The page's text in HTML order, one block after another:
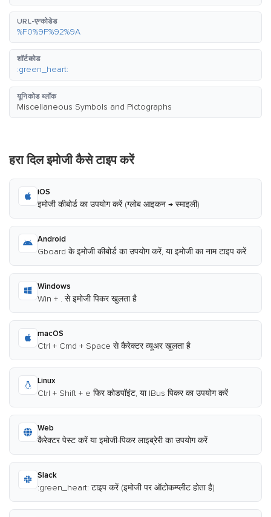
URL-एन्कोडेड
%F0%9F%92%9A
शॉर्टकोड
:green_heart:
यूनिकोड ब्लॉक
Miscellaneous Symbols and Pictographs
हरा दिल इमोजी कैसे टाइप करें
iOS
इमोजी कीबोर्ड का उपयोग करें (ग्लोब आइकन → स्माइली)
Android
Gboard के इमोजी कीबोर्ड का उपयोग करें, या इमोजी का नाम टाइप करें
Windows
Win + . से इमोजी पिकर खुलता है
macOS
Ctrl + Cmd + Space से कैरेक्टर व्यूअर खुलता है
Linux
Ctrl + Shift + e फिर कोडपॉइंट, या IBus पिकर का उपयोग करें
Web
कैरेक्टर पेस्ट करें या इमोजी-पिकर लाइब्रेरी का उपयोग करें
Slack
:green_heart: टाइप करें (इमोजी पर ऑटोकम्प्लीट होता है)